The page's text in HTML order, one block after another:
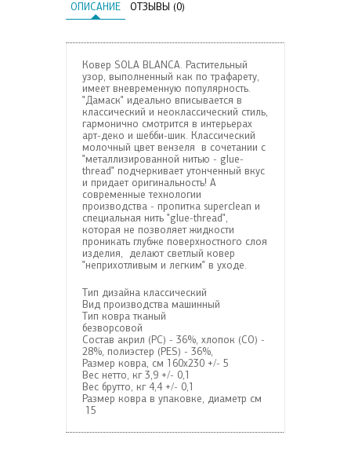
ОПИСАНИЕ ОТЗЫВЫ (0)
Ковер SOLA BLANCA. Растительный
узор, выполненный как по трафарету,
имеет вневременную популярность.
"Дамаск" идеально вписывается в
классический и неоклассический стиль,
гармонично смотрится в интерьерах
арт-деко и шебби-шик. Классический
молочный цвет вензеля в сочетании с
"металлизированной нитью - glue-
thread" подчеркивает утонченный вкус
и придает оригинальность! А
современные технологии
производства - пропитка superclean и
специальная нить "glue-thread",
которая не позволяет жидкости
проникать глубже поверхностного слоя
изделия, делают светлый ковер
"неприхотливым и легким" в уходе.
Тип дизайна классический
Вид производства машинный
Тип ковра тканый
безворсовой
Состав акрил (PC) - 36%, хлопок (CO) -
28%, полиэстер (PES) - 36%,
Размер ковра, см 160х230 +/- 5
Вес нетто, кг 3,9 +/- 0,1
Вес брутто, кг 4,4 +/- 0,1
Размер ковра в упаковке, диаметр см
15